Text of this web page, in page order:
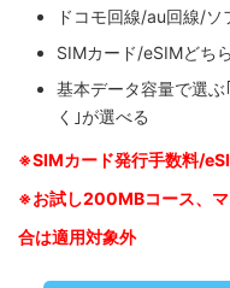
ドコモ回線/au回線/
SIMカード/eSIMどち
基本データ容量で選
く｣が選べる
※SIMカード発行手数料/
※お試し200MBコース、マ
合は適用対象外